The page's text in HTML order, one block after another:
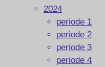
2024
periode 1
periode 2
periode 3
periode 4